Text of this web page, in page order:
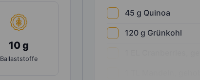
10 g
Ballaststoffe
45 g Quinoa
120 g Grünkohl